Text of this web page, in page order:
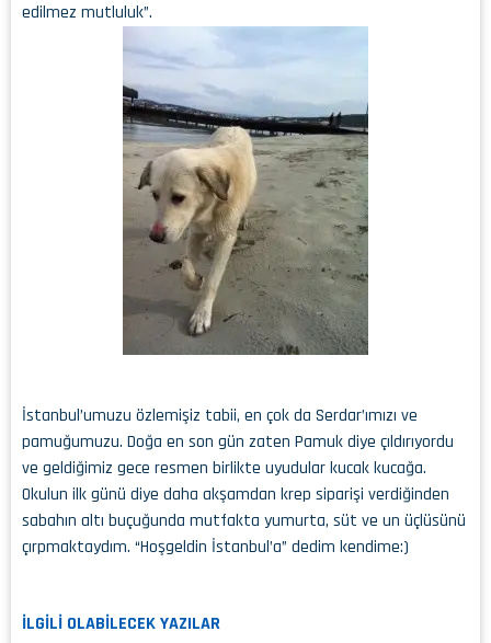
edilmez mutluluk”.
İstanbul’umuzu özlemişiz tabii, en çok da Serdar’ımızı ve
pamuğumuzu. Doğa en son gün zaten Pamuk diye çıldırıyordu
ve geldiğimiz gece resmen birlikte uyudular kucak kucağa.
Okulun ilk günü diye daha akşamdan krep siparişi verdiğinden
sabahın altı buçuğunda mutfakta yumurta, süt ve un üçlüsünü
çırpmaktaydım. “Hoşgeldin İstanbul’a” dedim kendime:)
İLGİLİ OLABİLECEK YAZILAR